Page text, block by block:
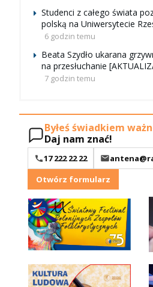
Studenci z całego świata
polską na Uniwersytecie
6 godzin temu
Beata Szydło ukarana
na przesłuchanie
7 godzin temu
Byłeś świadkiem
Daj nam znać!
17 222 22 22
Otwórz formularz